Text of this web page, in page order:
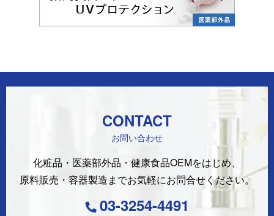
CONTACT
お問い合わせ
化粧品・医薬部外品・健康食品OEMをはじめ、
原料販売・容器製造までお気軽にお問合せください。
03-3254-4491